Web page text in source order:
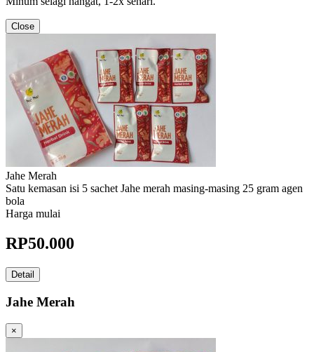
Close
Jahe Merah
Satu kemasan isi 5 sachet Jahe merah masing-masing 25 gram agen
bola
Harga mulai
RP50.000
Detail
Jahe Merah
×